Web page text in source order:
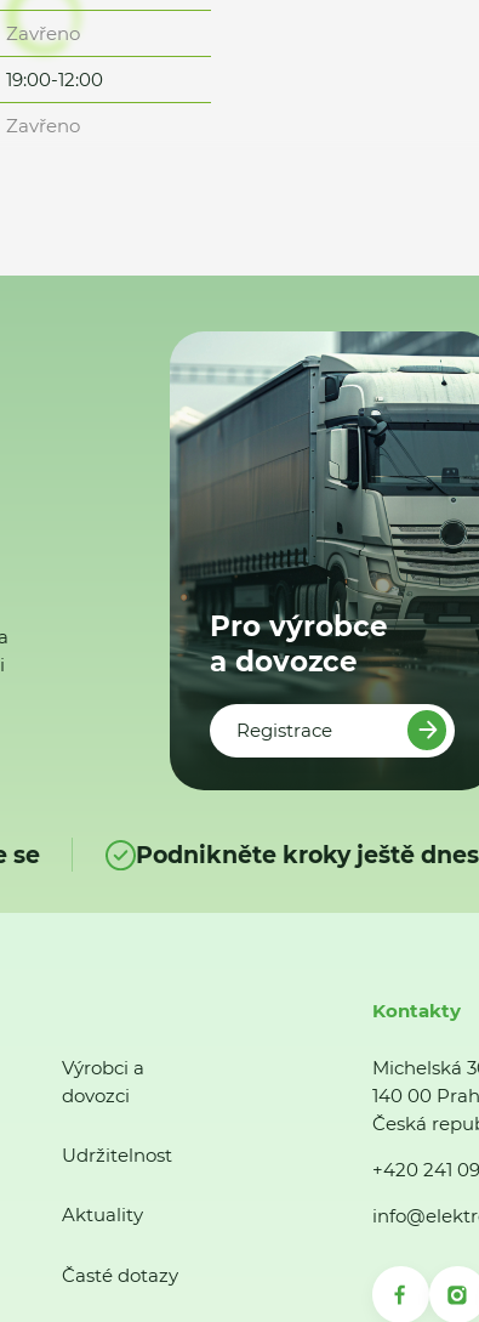
Zavřeno
19:00-12:00
Zavřeno
Pro výrobce
a dovozce
Registrace
se Podnikněte kroky ještě dnes
Výrobci a
dovozci
Udržitelnost
Aktuality
Časté dotazy
Kontakty
Michelská
140 00
Česká
+420 241